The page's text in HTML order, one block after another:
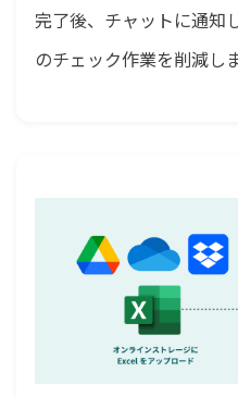
完了後、チャットに通知
のチェック作業を削減しま